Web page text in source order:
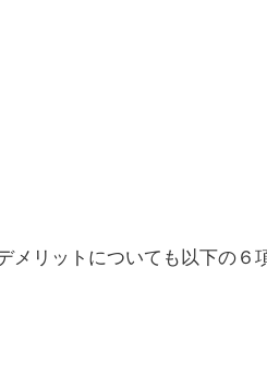
メリットについても以下の６